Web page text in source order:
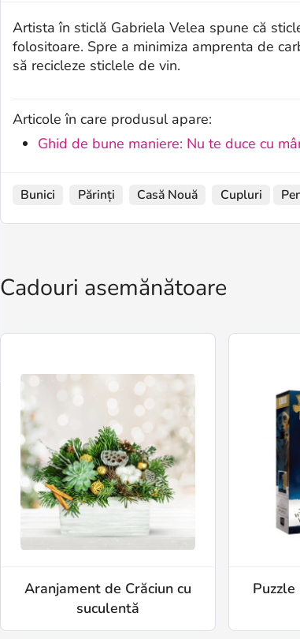
Artista în sticlă Gabriela Velea spune că
folositoare. Spre a minimiza amprenta de
să recicleze sticlele de vin.
Articole în care produsul apare:
Ghid de bune maniere: Nu te duce cu
Bunici Părinți Casă Nouă Cupluri
Cadouri asemănătoare
Aranjament de Crăciun cu
suculentă